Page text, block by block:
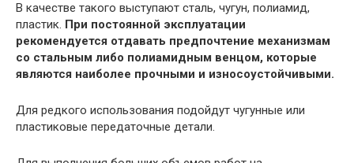
В качестве такого выступают сталь, чугун, полиамид,
пластик. При постоянной эксплуатации
рекомендуется отдавать предпочтение механизмам
со стальным либо полиамидным венцом, которые
являются наиболее прочными и износоустойчивыми.
Для редкого использования подойдут чугунные или
пластиковые передаточные детали.